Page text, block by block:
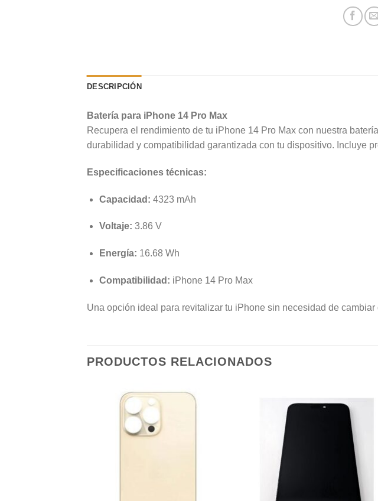
DESCRIPCIÓN
Batería para iPhone 14 Pro Max
Recupera el rendimiento de tu iPhone 14 Pro Max con nuestra
durabilidad y compatibilidad garantizada con tu dispositivo. Incluye
Especificaciones técnicas:
Capacidad: 4323 mAh
Voltaje: 3.86 V
Energía: 16.68 Wh
Compatibilidad: iPhone 14 Pro Max
Una opción ideal para revitalizar tu iPhone sin necesidad de
PRODUCTOS RELACIONADOS